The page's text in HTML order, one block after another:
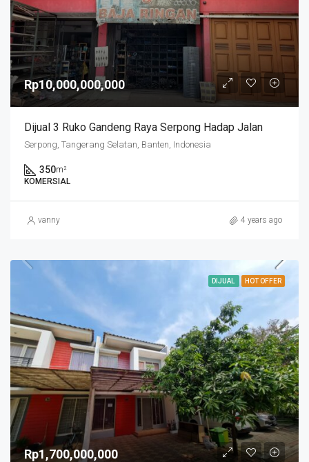
Rp10,000,000,000
Dijual 3 Ruko Gandeng Raya Serpong Hadap Jalan
Serpong, Tangerang Selatan, Banten, Indonesia
350m²
KOMERSIAL
vanny 4 years ago
DIJUAL HOT OFFER
Rp1,700,000,000